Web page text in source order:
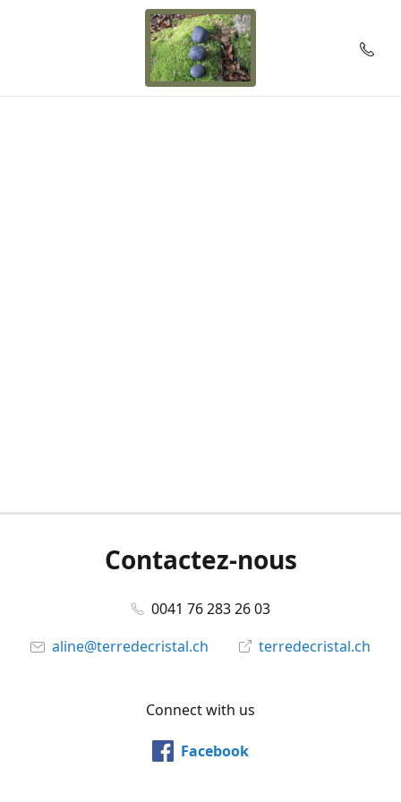
Contactez-nous
0041 76 283 26 03
aline@terredecristal.ch
terredecristal.ch
Connect with us
Facebook